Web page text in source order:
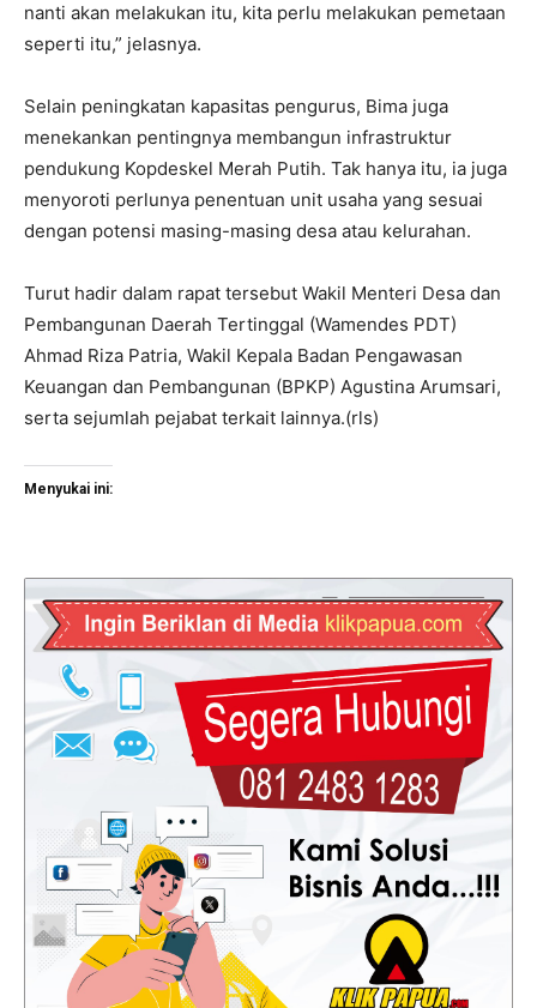
nanti akan melakukan itu, kita perlu melakukan pemetaan
seperti itu,” jelasnya.
Selain peningkatan kapasitas pengurus, Bima juga
menekankan pentingnya membangun infrastruktur
pendukung Kopdeskel Merah Putih. Tak hanya itu, ia juga
menyoroti perlunya penentuan unit usaha yang sesuai
dengan potensi masing-masing desa atau kelurahan.
Turut hadir dalam rapat tersebut Wakil Menteri Desa dan
Pembangunan Daerah Tertinggal (Wamendes PDT)
Ahmad Riza Patria, Wakil Kepala Badan Pengawasan
Keuangan dan Pembangunan (BPKP) Agustina Arumsari,
serta sejumlah pejabat terkait lainnya.(rls)
Menyukai ini: